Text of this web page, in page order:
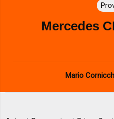
Mercedes
Mario